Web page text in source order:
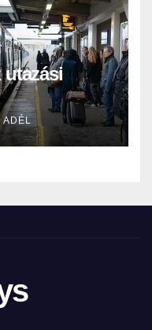
utazási
ADÉL